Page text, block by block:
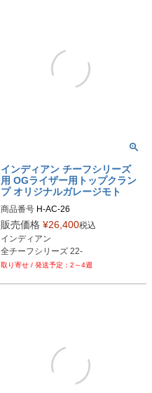
H-RS-25-BZ： ブロンズ
インディアン チーフシリーズ
用 OGライザー用トップクラン
プ オリジナルガレージモト
商品番号 H-AC-26
H-AC-26-BK：ブラック
H-AC-26-AL：アルミ
H-AC-26-GD：ゴールド
H-AC-26-RD：レッド
H-AC-26-PL：紫
販売価格 ¥26,400税込
インディアン
2～4週